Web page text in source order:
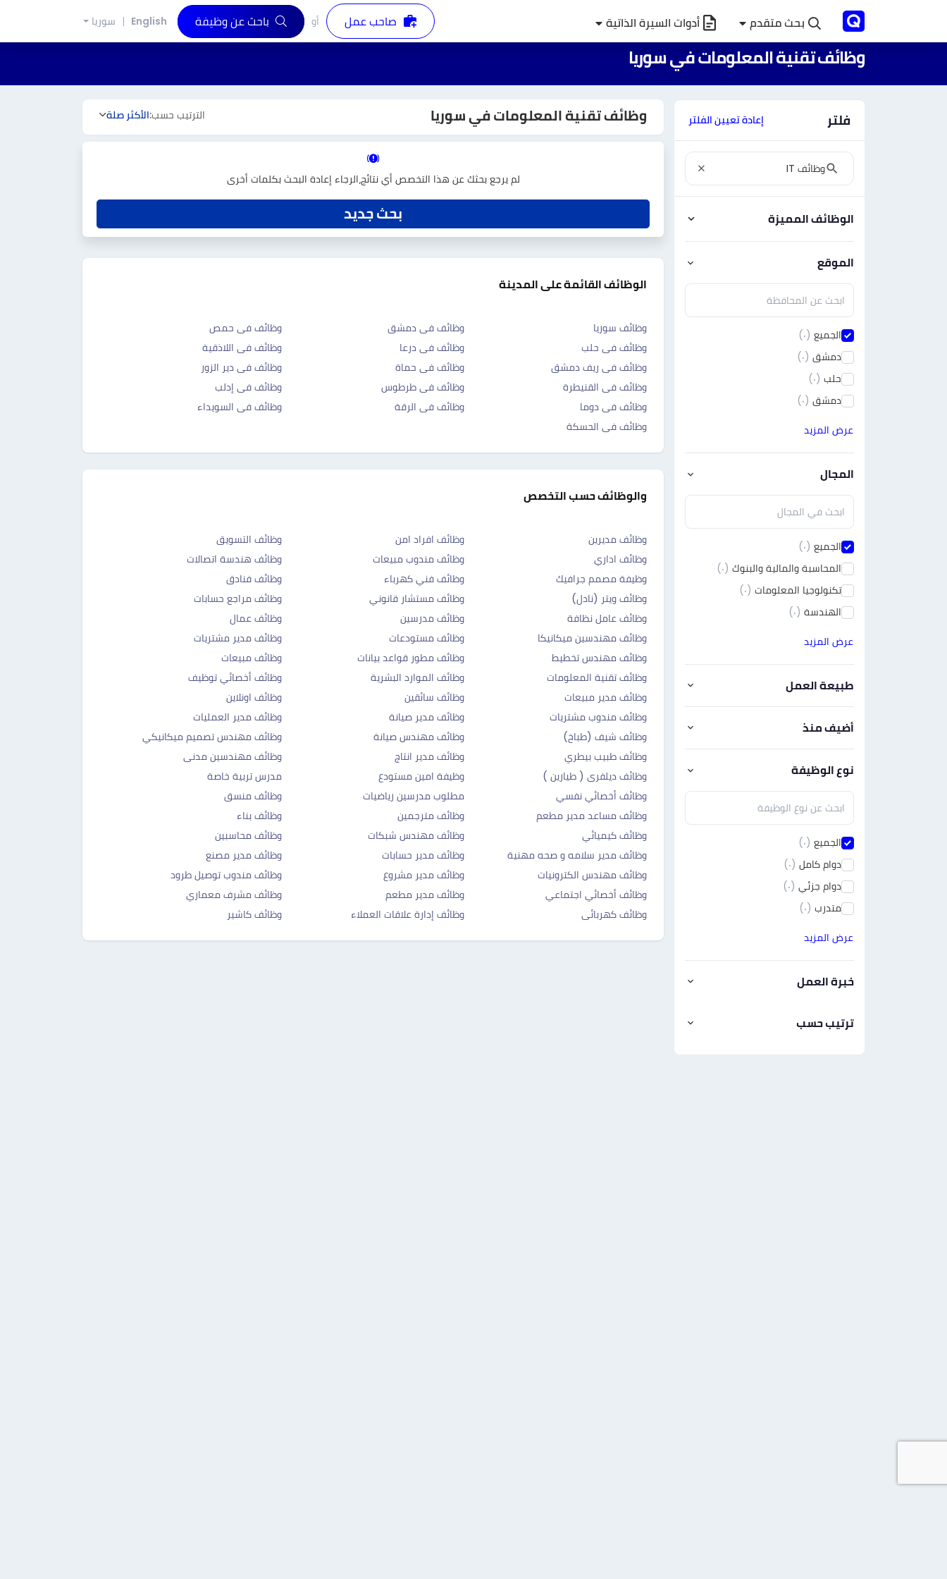
بحث متقدم أدوات السيرة الذاتية صاحب عمل أو باحث عن وظيفة English سوريا
وظائف تقنية المعلومات في سوريا
فلتر إعادة تعيين الفلتر
الوظائف المميزة
الموقع
الجميع (٠)
دمشق (٠)
حلب (٠)
دمشق (٠)
عرض المزيد
المجال
الجميع (٠)
المحاسبة والمالية والبنوك (٠)
تكنولوجيا المعلومات (٠)
الهندسة (٠)
عرض المزيد
طبيعة العمل
أضيف منذ
نوع الوظيفة
الجميع (٠)
دوام كامل (٠)
دوام جزئي (٠)
متدرب (٠)
عرض المزيد
خبرة العمل
ترتيب حسب
وظائف تقنية المعلومات في سوريا الترتيب حسب:الأكثر صلة
لم يرجع بحثك عن هذا التخصص أي نتائج،الرجاء إعادة البحث بكلمات أخرى
بحث جديد
الوظائف القائمة على المدينة
وظائف سوريا وظائف فى دمشق
وظائف فى حمص
وظائف فى حلب
وظائف فى درعا
وظائف فى اللاذقية
وظائف فى ريف دمشق
وظائف فى حماة
وظائف فى دير الزور
وظائف فى القنيطرة
وظائف فى طرطوس
وظائف فى إدلب
وظائف فى دوما
وظائف فى الرقة
وظائف فى السويداء
وظائف فى الحسكة
والوظائف حسب التخصص
وظائف مديرين وظائف افراد امن
وظائف التسويق
وظائف اداري
وظائف مندوب مبيعات
وظائف هندسة اتصالات
وظيفة مصمم جرافيك
وظائف فني كهرباء
وظائف فنادق
وظائف ويتر (نادل)
وظائف مستشار قانوني
وظائف مراجع حسابات
وظائف عامل نظافة
وظائف مدرسين
وظائف عمال
وظائف مهندسين ميكانيكا
وظائف مستودعات
وظائف مدير مشتريات
وظائف مهندس تخطيط
وظائف مطور قواعد بيانات
وظائف مبيعات
وظائف تقنية المعلومات
وظائف الموارد البشرية
وظائف أخصائي توظيف
وظائف مدير مبيعات
وظائف سائقين
وظائف اونلاين
وظائف مندوب مشتريات
وظائف مدير صيانة
وظائف مدير العمليات
وظائف شيف (طباخ)
وظائف مهندس صيانة
وظائف مهندس تصميم ميكانيكي
وظائف طبيب بيطري
وظائف مدير انتاج
وظائف مهندسين مدنى
وظائف ديلفرى ( طيارين )
وظيفة امين مستودع
مدرس تربية خاصة
وظائف أخصائي نفسي
مطلوب مدرسين رياضيات
وظائف منسق
وظائف مساعد مدير مطعم
وظائف مترجمين
وظائف بناء
وظائف كيميائي
وظائف مهندس شبكات
وظائف محاسبين
وظائف مدير سلامه و صحه مهنية
وظائف مدير حسابات
وظائف مدير مصنع
وظائف مهندس الكترونيات
وظائف مدير مشروع
وظائف مندوب توصيل طرود
وظائف أخصائي اجتماعي
وظائف مدير مطعم
وظائف مشرف معماري
وظائف كهربائى
وظائف إدارة علاقات العملاء وظائف كاشير